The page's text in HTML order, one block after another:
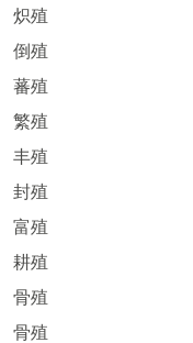
炽殖
倒殖
蕃殖
繁殖
丰殖
封殖
富殖
耕殖
骨殖
骨殖